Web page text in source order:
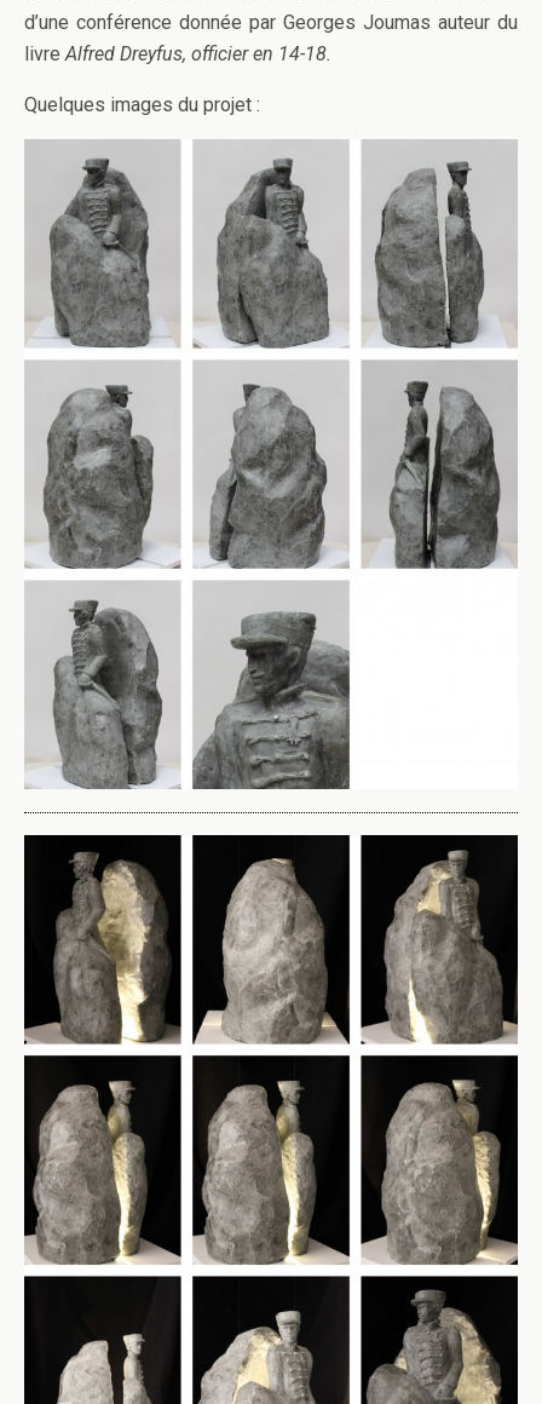
d’une conférence donnée par Georges Joumas auteur du
livreAlfred Dreyfus, officier en 14-18.
Quelques images du projet :